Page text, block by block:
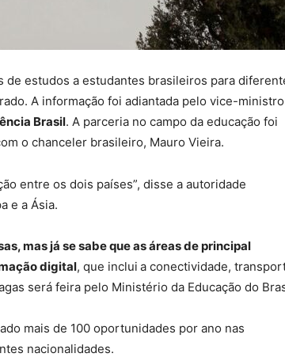
de estudos a estudantes brasileiros para
A informação foi adiantada pelo vice-
Brasil. A parceria no campo da educação foi
o chanceler brasileiro, Mauro Vieira.
entre os dois países”, disse a autoridade
e a Ásia.
mas já se sabe que as áreas de principal
digital, que inclui a conectividade,
será feira pelo Ministério da Educação do
mais de 100 oportunidades por ano nas
nacionalidades.